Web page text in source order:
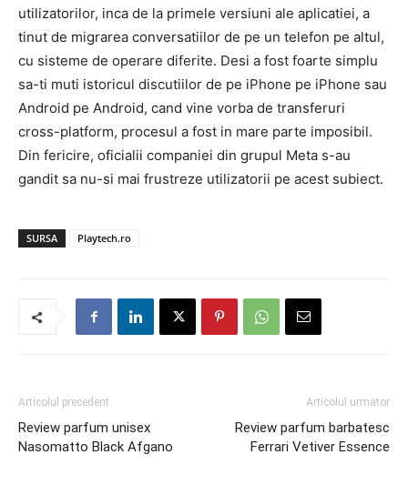
utilizatorilor, inca de la primele versiuni ale aplicatiei, a
tinut de migrarea conversatiilor de pe un telefon pe altul,
cu sisteme de operare diferite. Desi a fost foarte simplu
sa-ti muti istoricul discutiilor de pe iPhone pe iPhone sau
Android pe Android, cand vine vorba de transferuri
cross-platform, procesul a fost in mare parte imposibil.
Din fericire, oficialii companiei din grupul Meta s-au
gandit sa nu-si mai frustreze utilizatorii pe acest subiect.
SURSA Playtech.ro
Articolul precedent
Review parfum unisex
Nasomatto Black Afgano
Articolul urmator
Review parfum barbatesc
Ferrari Vetiver Essence